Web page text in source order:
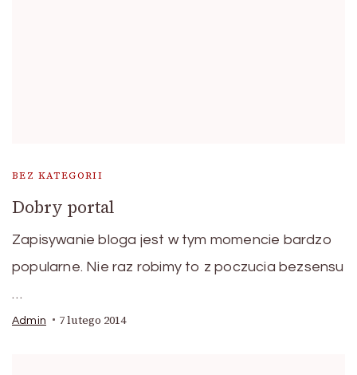
BEZ KATEGORII
Dobry portal
Zapisywanie bloga jest w tym momencie bardzo
popularne. Nie raz robimy to z poczucia bezsensu
…
Admin 7 lutego 2014